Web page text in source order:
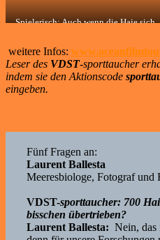
Spielerisch: Auch wenn die Haie sich
weitere Infos:
Leser des VDST-sporttaucher
indem sie den Aktionscode
eingeben.
Fünf Fragen an:
Laurent Ballesta
Meeresbiologe, Fotograf und
VDST-sporttaucher: 700
bisschen übertrieben?
Laurent Ballesta: Nein, das